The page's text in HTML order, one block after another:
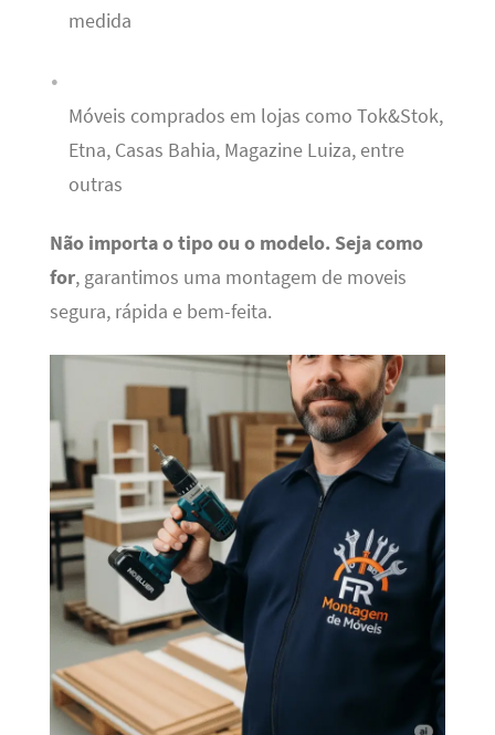
medida
Móveis comprados em lojas como Tok&Stok,
Etna, Casas Bahia, Magazine Luiza, entre
outras
Não importa o tipo ou o modelo. Seja como
for, garantimos uma montagem de moveis
segura, rápida e bem-feita.